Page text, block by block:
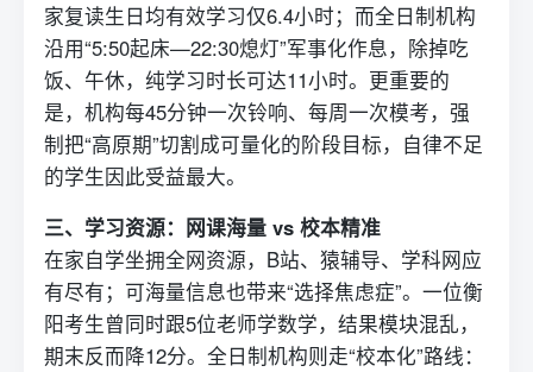
家复读生日均有效学习仅6.4小时；而全日制机构
沿用“5:50起床—22:30熄灯”军事化作息，除掉吃
饭、午休，纯学习时长可达11小时。更重要的
是，机构每45分钟一次铃响、每周一次模考，强
制把“高原期”切割成可量化的阶段目标，自律不足
的学生因此受益最大。
三、学习资源：网课海量 vs 校本精准
在家自学坐拥全网资源，B站、猿辅导、学科网应
有尽有；可海量信息也带来“选择焦虑症”。一位衡
阳考生曾同时跟5位老师学数学，结果模块混乱，
期末反而降12分。全日制机构则走“校本化”路线：